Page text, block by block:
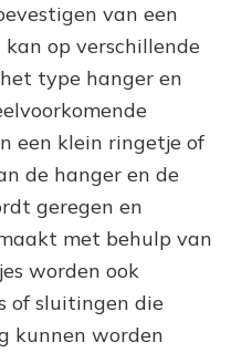
van een
op verschillende
type hanger en
een klein ringetje of
de hanger en de
geregen en
met behulp van
worden ook
of sluitingen die
kunnen worden